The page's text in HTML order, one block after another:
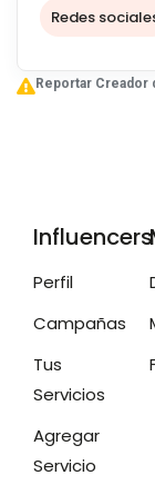
nuestra vida
Redes
Reportar Creador
Influencers
Perfil
Campañas
Tus
Servicios
Agregar
Servicio